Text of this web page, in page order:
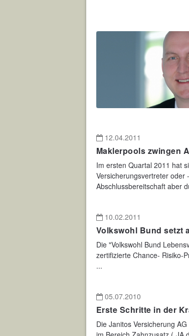
12.04.2011
Maklerpools zwingen
Im ersten Quartal 2011 hat
Versicherungsvertreter oder
Abschlussbereitschaft aber
10.02.2011
Volkswohl Bund setzt
Die "Volkswohl Bund
zertifizierte Chance- Risiko-
...
05.07.2010
Erste Schritte in der
Die Janitos Versicherung